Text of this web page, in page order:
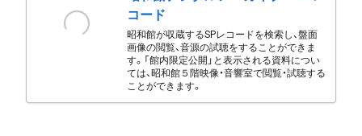
コード
昭和館が収蔵するSPレコードを検索し、盤面
画像の閲覧、音源の試聴をすることができま
す。「館内限定公開」と表示される資料につい
ては、昭和館５階映像・音響室で閲覧・試聴する
ことができます。